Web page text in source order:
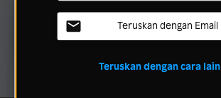
Teruskan dengan Email
Teruskan dengan cara lain